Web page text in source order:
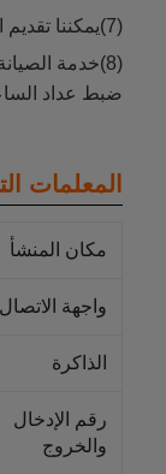
(7)يمكننا تقديم الدعم التقني
(8)خدمة
ضبط عداد
المعلمات
مكان المنشأ
واجهة الاتصال
الذاكرة
رقم الإدخال
والخروج